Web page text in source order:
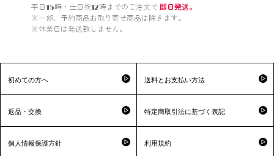
平日15時・土日祝12時までのご注文で 即日発送。
※一部、予約商品お取り寄せ商品は除きます。
※休業日は発送致しません。
初めての方へ 送料とお支払い方法
返品・交換 特定商取引法に基づく表記
個人情報保護方針 利用規約